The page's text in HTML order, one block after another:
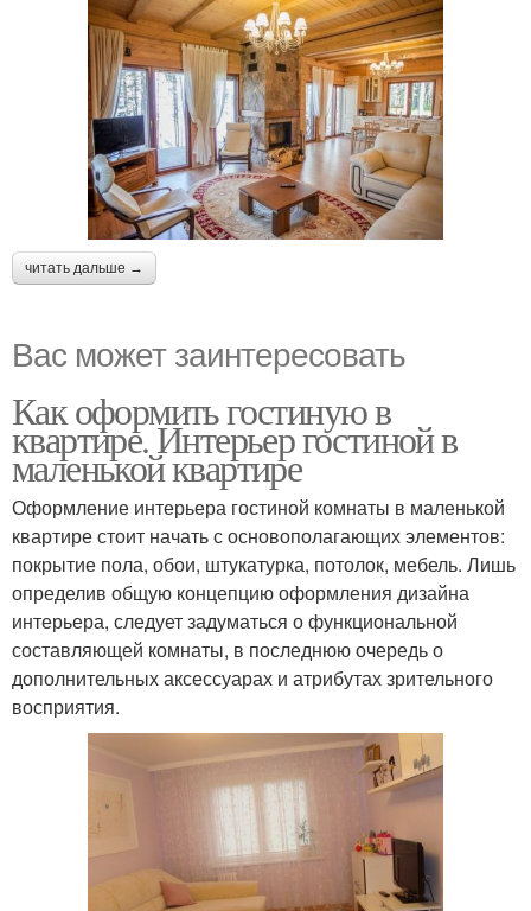
читать дальше →
Вас может заинтересовать
Как оформить гостиную в
квартире. Интерьер гостиной в
маленькой квартире
Оформление интерьера гостиной комнаты в маленькой
квартире стоит начать с основополагающих элементов:
покрытие пола, обои, штукатурка, потолок, мебель. Лишь
определив общую концепцию оформления дизайна
интерьера, следует задуматься о функциональной
составляющей комнаты, в последнюю очередь о
дополнительных аксессуарах и атрибутах зрительного
восприятия.